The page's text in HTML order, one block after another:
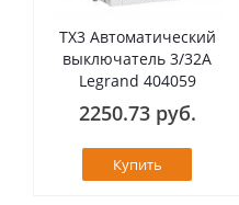
TX3 Автоматический
выключатель 3/32А
Legrand 404059
2250.73 руб.
Купить